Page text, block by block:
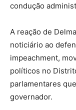
condução
A reação de
noticiário ao
impeachment,
políticos no
parlamentares
governador.